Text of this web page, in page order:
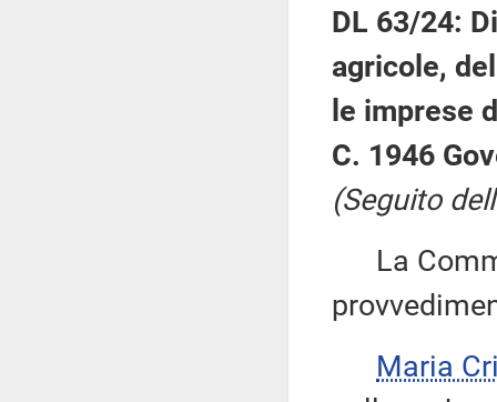
DL 63/24:
agricole,
le imprese
C. 1946
(Seguito
La
Maria